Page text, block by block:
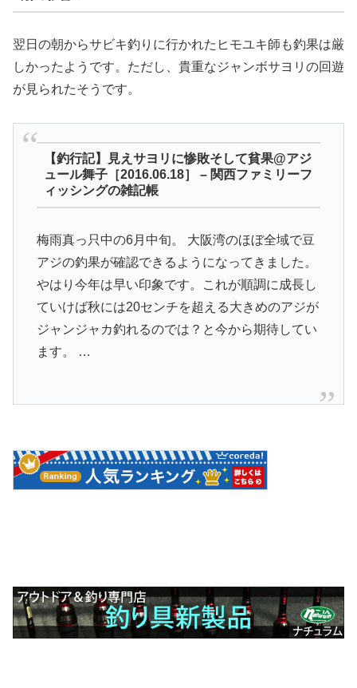
翌日の朝からサビキ釣りに行かれたヒモユキ師も釣果は厳
しかったようです。ただし、貴重なジャンボサヨリの回遊
が見られたそうです。
【釣行記】見えサヨリに惨敗そして貧果@アジ
ュール舞子［2016.06.18］ – 関西ファミリーフ
ィッシングの雑記帳
梅雨真っ只中の6月中旬。 大阪湾のほぼ全域で豆
アジの釣果が確認できるようになってきました。
やはり今年は早い印象です。これが順調に成長し
ていけば秋には20センチを超える大きめのアジが
ジャンジャカ釣れるのでは？と今から期待してい
ます。 …